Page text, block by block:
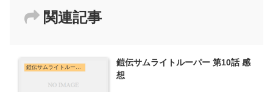
関連記事
鎧伝サムライトルーパー
鎧伝サムライトルーパー 第10話 感
想